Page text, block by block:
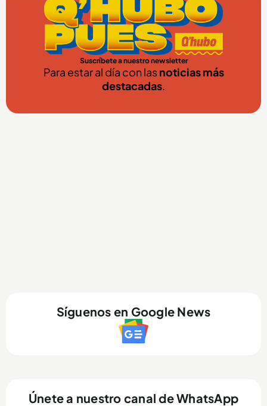
Suscríbete a nuestro newsletter
Para estar al día con lasnoticias más
destacadas.
Síguenos en Google News
Únete a nuestro canal de WhatsApp